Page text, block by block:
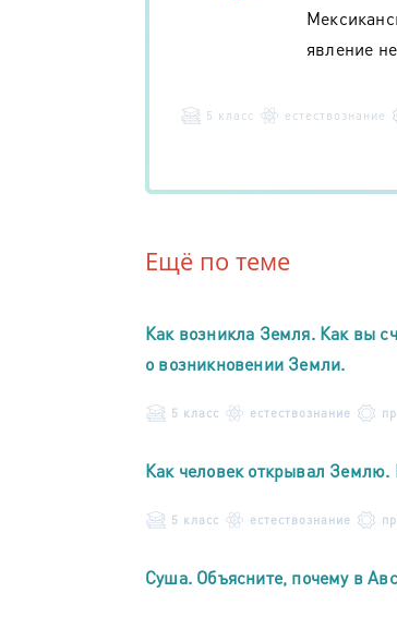
явление
5 класс естествознание
Ещё по теме
Как возникла Земля. Как вы
о возникновении Земли.
5 класс естествознание
Как человек открывал
5 класс естествознание
Суша. Объясните, почему в